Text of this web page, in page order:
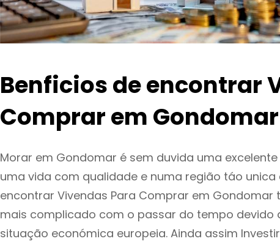
Benficios de encontrar
Comprar em Gondomar
Morar em Gondomar é sem duvida uma
uma vida com qualidade e numa região táo unica
encontrar Vivendas Para Comprar em
mais complicado com o passar do tempo devido
situação económica europeia. Ainda assim